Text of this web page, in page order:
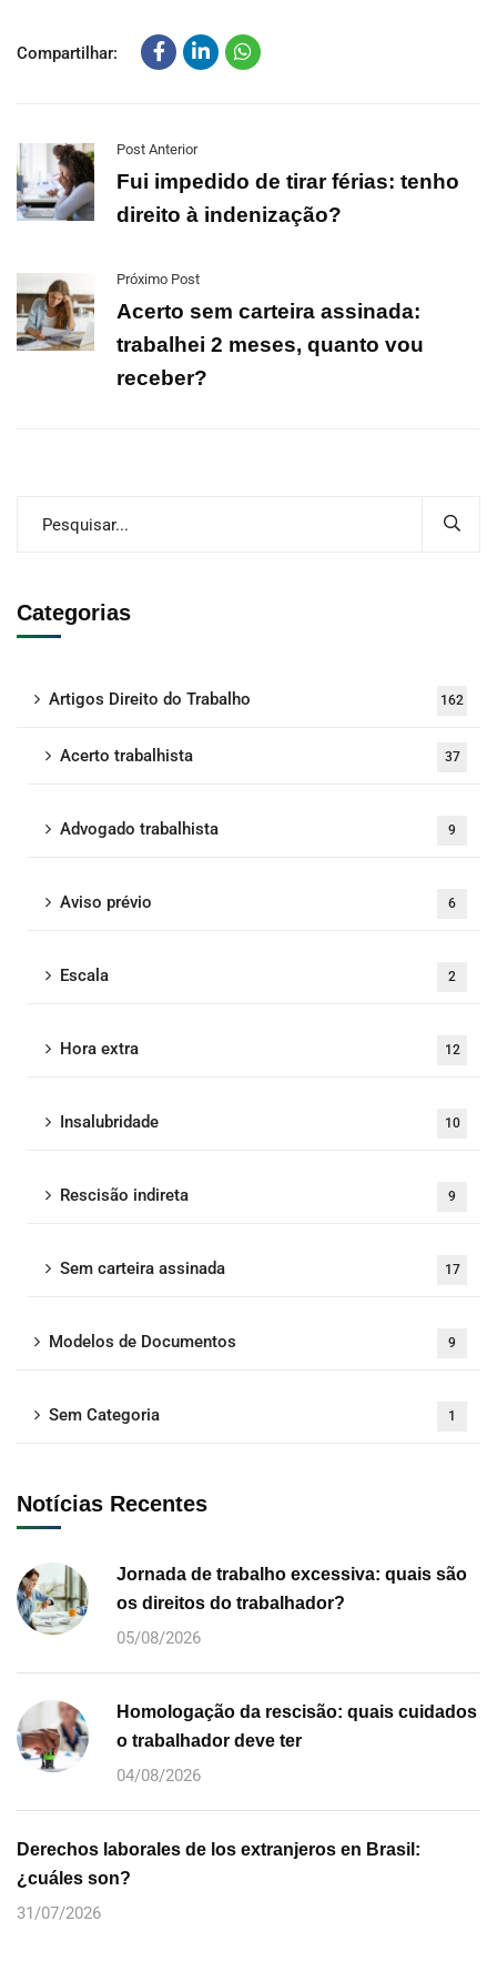
Compartilhar:
Post Anterior
Fui impedido de tirar férias: tenho
direito à indenização?
Próximo Post
Acerto sem carteira assinada:
trabalhei 2 meses, quanto vou
receber?
Categorias
Artigos Direito do Trabalho 162
Acerto trabalhista 37
Advogado trabalhista 9
Aviso prévio 6
Escala 2
Hora extra 12
Insalubridade 10
Rescisão indireta 9
Sem carteira assinada 17
Modelos de Documentos 9
Sem Categoria 1
Notícias Recentes
Jornada de trabalho excessiva: quais são
os direitos do trabalhador?
05/08/2026
Homologação da rescisão: quais cuidados
o trabalhador deve ter
04/08/2026
Derechos laborales de los extranjeros en Brasil:
¿cuáles son?
31/07/2026